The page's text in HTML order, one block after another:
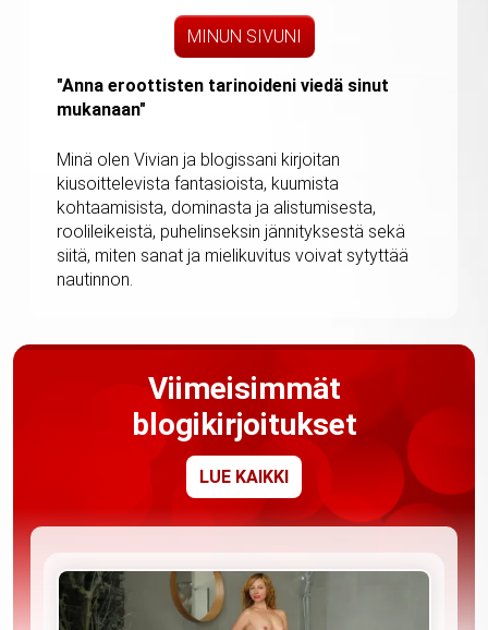
MINUN SIVUNI
"Anna eroottisten tarinoideni viedä sinut
mukanaan"
Minä olen Vivian ja blogissani kirjoitan
kiusoittelevista fantasioista, kuumista
kohtaamisista, dominasta ja alistumisesta,
roolileikeistä, puhelinseksin jännityksestä sekä
siitä, miten sanat ja mielikuvitus voivat sytyttää
nautinnon.
Viimeisimmät
blogikirjoitukset
LUE KAIKKI